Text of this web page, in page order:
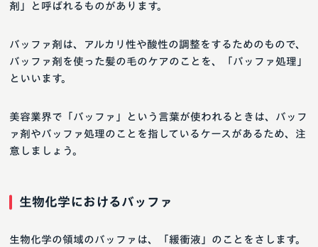
剤」と呼ばれるものがあります。
バッファ剤は、アルカリ性や酸性の調整をするためのもので、
バッファ剤を使った髪の毛のケアのことを、「バッファ処理」
といいます。
美容業界で「バッファ」という言葉が使われるときは、バッフ
ァ剤やバッファ処理のことを指しているケースがあるため、注
意しましょう。
生物化学におけるバッファ
生物化学の領域のバッファは、「緩衝液」のことをさします。